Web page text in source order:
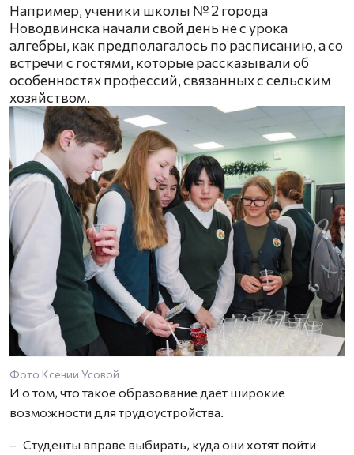
Например, ученики школы № 2 города
Новодвинска начали свой день не с урока
алгебры, как предполагалось по расписанию, а со
встречи с гостями, которые рассказывали об
особенностях профессий, связанных с сельским
хозяйством.
Фото Ксении Усовой
И о том, что такое образование даёт широкие
возможности для трудоустройства.
– Студенты вправе выбирать, куда они хотят пойти